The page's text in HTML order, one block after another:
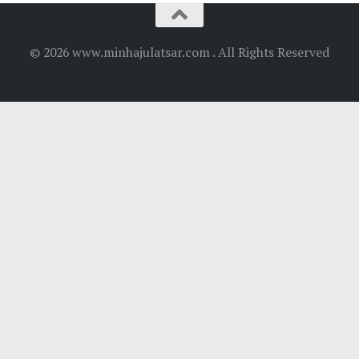
© 2026 www.minhajulatsar.com . All Rights Reserved